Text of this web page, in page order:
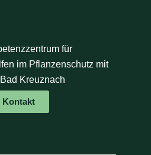
für
im Pflanzenschutz mit
Kreuznach
Kontakt